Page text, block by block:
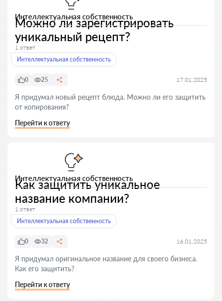
Интеллектуальная собственность
Можно ли зарегистрировать
уникальный рецепт?
1 ответ
Интеллектуальная собственность
0 25 17.01.2025
Я придумал новый рецепт блюда. Можно ли его защитить
от копирования?
Перейти к ответу
Интеллектуальная собственность
Как защитить уникальное
название компании?
1 ответ
Интеллектуальная собственность
0 32 16.01.2025
Я придумал оригинальное название для своего бизнеса.
Как его защитить?
Перейти к ответу